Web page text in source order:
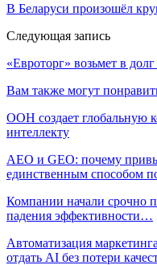
В Беларуси произошёл
Следующая запись
«Евроторг» возьмет в
Вам также могут
ООН создает глобальную
интеллекту
AEO и GEO: почему
единственным способом
Компании начали срочно
падения эффективности…
Автоматизация
отдать AI без потери